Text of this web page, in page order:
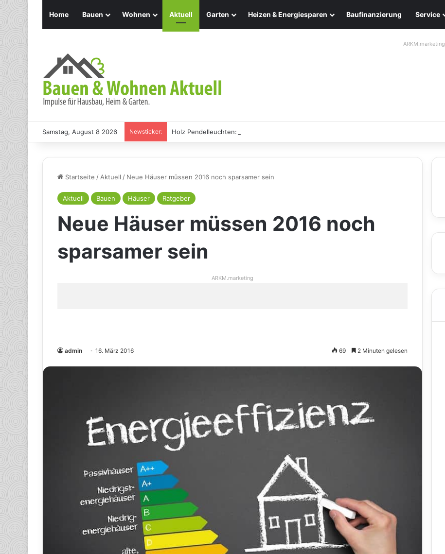
Home Bauen Wohnen Aktuell Garten Heizen & Energiesparen Baufinanzierung Service
ARKM.marketing
Samstag, August 8 2026 Newsticker: Holz Pendelleuchten: Eleganz und Nachhaltigkeit für Ihr Zuhause
Startseite /Aktuell / Neue Häuser müssen 2016 noch sparsamer sein
Aktuell Bauen Häuser Ratgeber
Neue Häuser müssen 2016 noch
sparsamer sein
ARKM.marketing
admin 16. März 2016 69 2 Minuten gelesen